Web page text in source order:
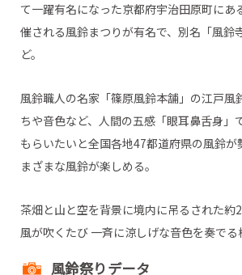
て一躍有名になった京都府宇治田原町にあ
催される風鈴まつりが有名で、別名「風鈴
ど。
風鈴職人の名家「篠原風鈴本舗」の江戸風
ちや音色など、人間の五感「眼耳鼻舌身」
もらいたいと全国各地47都道府県の風鈴が
まざまな風鈴が楽しめる。
茶畑と山と空を背景に境内に吊るされた約
風が吹くたび 一斉に涼しげな音色を奏でる
風鈴祭りデータ